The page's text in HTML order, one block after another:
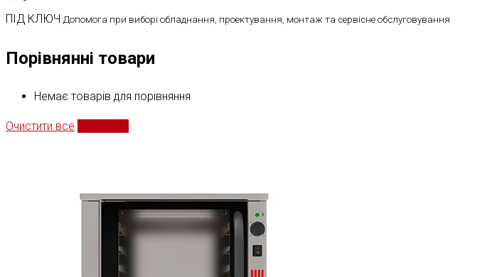
ПІД КЛЮЧ Допомога при виборі обладнання, проектування, монтаж та сервісне обслуговування
Порівнянні товари
Немає товарів для порівняння
Очистити все